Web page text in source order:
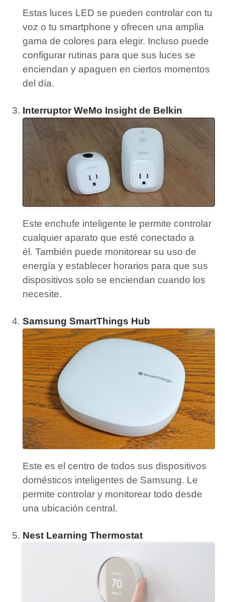
Estas luces LED se pueden controlar con tu
voz o tu smartphone y ofrecen una amplia
gama de colores para elegir. Incluso puede
configurar rutinas para que sus luces se
enciendan y apaguen en ciertos momentos
del día.
Interruptor WeMo Insight de Belkin
Este enchufe inteligente le permite controlar
cualquier aparato que esté conectado a
él. También puede monitorear su uso de
energía y establecer horarios para que sus
dispositivos solo se enciendan cuando los
necesite.
Samsung SmartThings Hub
Este es el centro de todos sus dispositivos
domésticos inteligentes de Samsung. Le
permite controlar y monitorear todo desde
una ubicación central.
Nest Learning Thermostat